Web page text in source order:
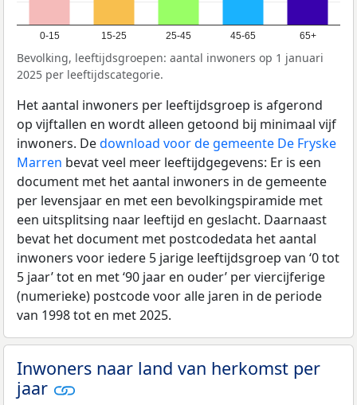
0-15 15-25 25-45 45-65 65+
Bevolking, leeftijdsgroepen: aantal inwoners op 1 januari
2025 per leeftijdscategorie.
Het aantal inwoners per leeftijdsgroep is afgerond
op vijftallen en wordt alleen getoond bij minimaal vijf
inwoners. Dedownload voor de gemeente De Fryske
Marren bevat veel meer leeftijdgegevens: Er is een
document met het aantal inwoners in de gemeente
per levensjaar en met een bevolkingspiramide met
een uitsplitsing naar leeftijd en geslacht. Daarnaast
bevat het document met postcodedata het aantal
inwoners voor iedere 5 jarige leeftijdsgroep van ‘0 tot
5 jaar’ tot en met ‘90 jaar en ouder’ per viercijferige
(numerieke) postcode voor alle jaren in de periode
van 1998 tot en met 2025.
Inwoners naar land van herkomst per
jaar